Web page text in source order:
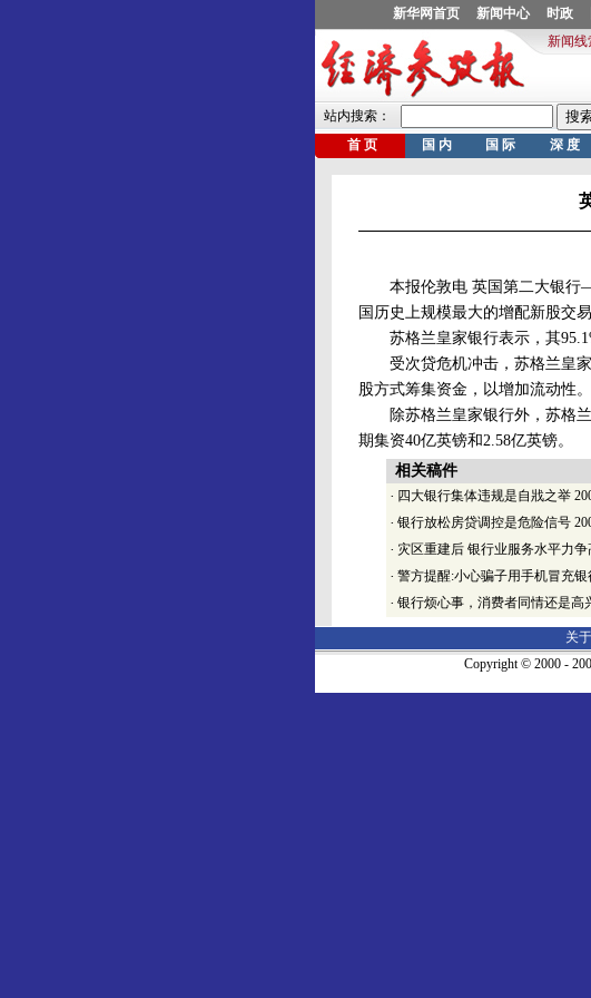
本报伦敦电 英国第二大银行
国历史上规模最大的增配新股交易
苏格兰皇家银行表示，其
受次贷危机冲击，苏格兰皇家
股方式筹集资金，以增加流动性。
除苏格兰皇家银行外，苏格兰
期集资40亿英镑和2.58亿英镑。
相关稿件
· 四大银行集体违规是自戕之举
· 银行放松房贷调控是危险信号
· 灾区重建后 银行业服务水平力
· 警方提醒:小心骗子用手机冒充
· 银行烦心事，消费者同情还是高
关
Copyright © 2000 -